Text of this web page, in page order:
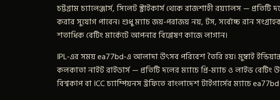
চট্টগ্রাম চ্যালেঞ্জার্স, সিলেট স্ট্রাইকার্স থেকে রাজশাহী রয়্যালস — প্রতিটি
করার সুযোগ পাবেন। শুধু ম্যাচ জয়-পরাজয় নয়, টস, সর্বোচ্চ রান
শতাধিক বেটিং মার্কেটে আপনার বিশ্লেষণ কাজে লাগান।
IPL-এর সময় ea77bd-এ আলাদা উৎসব পরিবেশ তৈরি হয়। মুম্বাই
কলকাতা নাইট রাইডার্স — প্রতিটি দলের ম্যাচে প্রি-ম্যাচ ও লাইভ বেটিং
বিশ্বকাপ বা ICC চ্যাম্পিয়নস ট্রফিতে বাংলাদেশ টাইগার্সের ম্যাচে